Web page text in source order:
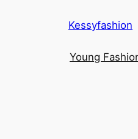
Kessyfashion
Young